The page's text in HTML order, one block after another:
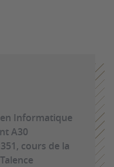
Informatique
A30
cours de la